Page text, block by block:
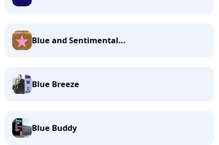
Blue and Sentimental...
Blue Breeze
Blue Buddy